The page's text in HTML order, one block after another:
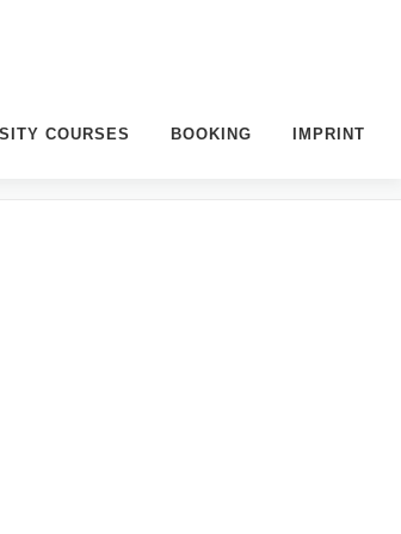
COURSES BOOKING IMPRINT